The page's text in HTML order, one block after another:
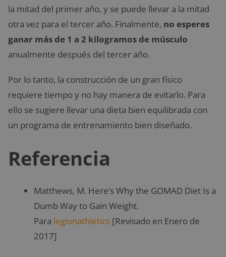
la mitad del primer año, y se puede llevar a la mitad
otra vez para el tercer año. Finalmente, no esperes
ganar más de 1 a 2 kilogramos de músculo
anualmente después del tercer año.
Por lo tanto, la construcción de un gran físico
requiere tiempo y no hay manera de evitarlo. Para
ello se sugiere llevar una dieta bien equilibrada con
un programa de entrenamiento bien diseñado.
Referencia
Matthews, M. Here’s Why the GOMAD Diet Is a
Dumb Way to Gain Weight.
Para legionathletics [Revisado en Enero de
2017]